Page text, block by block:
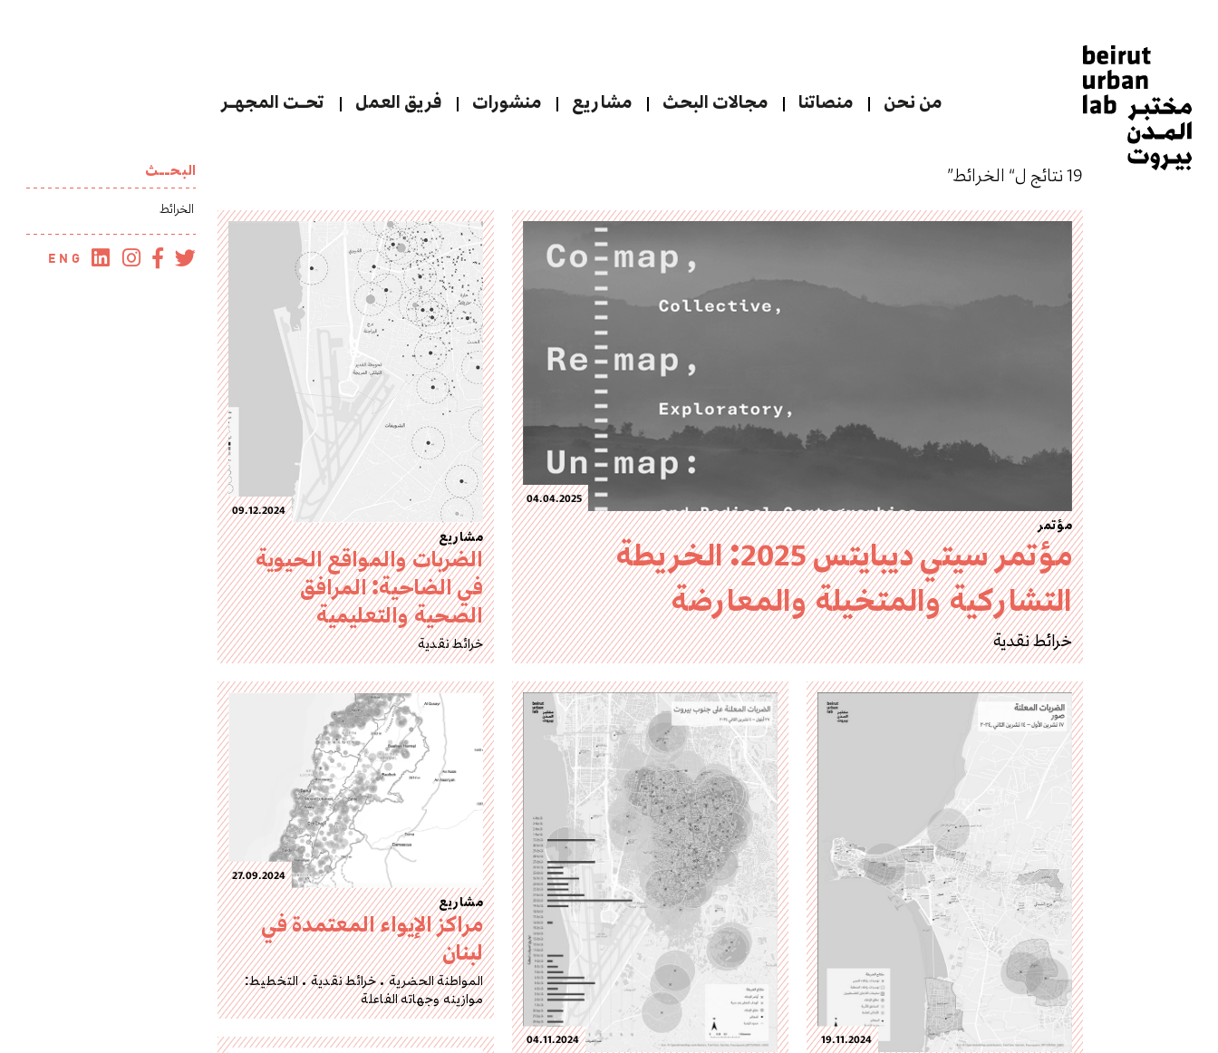
من نحن منصاتنا مجالات البحث مشاريع منشورات فريق العمل تحـت المجهـر
البحــث
ENG
19 نتائج ل“ الخرائط”
04.04.2025
مؤتمر
مؤتمر سيتي ديبايتس 2025: الخريطة
التشاركية والمتخيلة والمعارضة
خرائط نقدية
09.12.2024
مشاريع
الضربات والمواقع الحيوية
في الضاحية: المرافق
الصحية والتعليمية
خرائط نقدية
19.11.2024
04.11.2024
27.09.2024
مشاريع
مراكز الإيواء المعتمدة في
لبنان
المواطنة الحضرية خرائط نقدية التخطيط:
موازينه وجهاته الفاعلة